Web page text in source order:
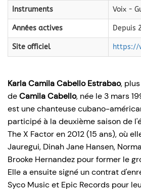
Instruments Voix -
Années actives Depuis
Site officiel
Karla Camila Cabello Estrabao,
deCamila Cabello, née le3 mars
est une chanteuse cubano-
participé à la deuxième saison de
The X Factor en 2012 (15 ans), où
Jauregui, Dinah Jane Hansen,
Brooke Hernandez pour former le
Elle a ensuite signé un contrat
Syco Music et Epic Records pour